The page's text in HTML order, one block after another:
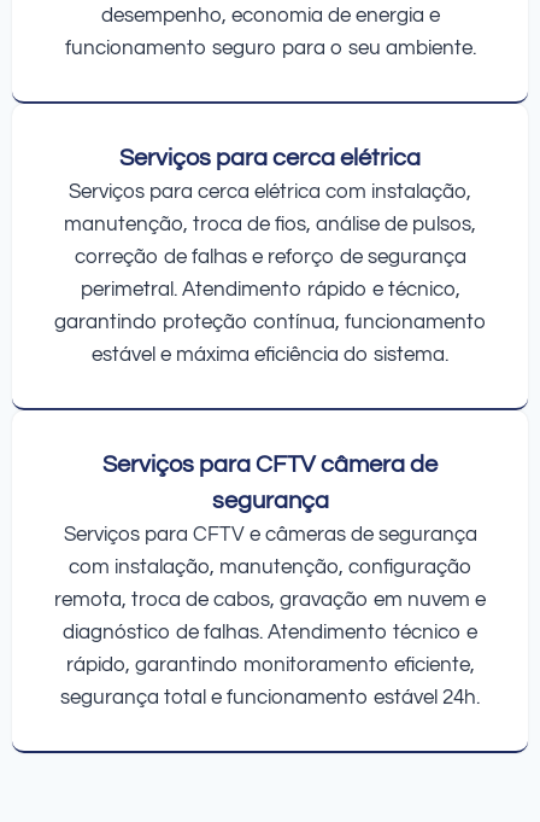
desempenho, economia de energia e
funcionamento seguro para o seu ambiente.
Serviços para cerca elétrica
Serviços para cerca elétrica com instalação,
manutenção, troca de fios, análise de pulsos,
correção de falhas e reforço de segurança
perimetral. Atendimento rápido e técnico,
garantindo proteção contínua, funcionamento
estável e máxima eficiência do sistema.
Serviços para CFTV câmera de
segurança
Serviços para CFTV e câmeras de segurança
com instalação, manutenção, configuração
remota, troca de cabos, gravação em nuvem e
diagnóstico de falhas. Atendimento técnico e
rápido, garantindo monitoramento eficiente,
segurança total e funcionamento estável 24h.